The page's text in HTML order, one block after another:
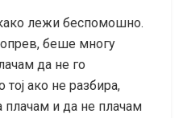
како лежи беспомошно.
беше многу
да не го
ако не разбира,
плачам и да не плачам